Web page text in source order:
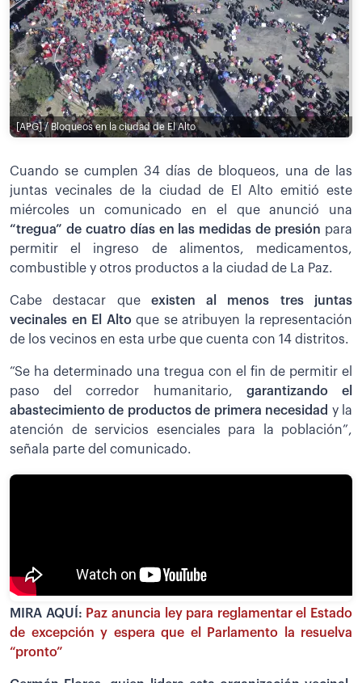
[APG] / Bloqueos en la ciudad de El Alto
Cuando se cumplen 34 días de bloqueos, una de las
juntas vecinales de la ciudad de El Alto emitió este
miércoles un comunicado en el que anunció una
“tregua” de cuatro días en las medidas de presión para
permitir el ingreso de alimentos, medicamentos,
combustible y otros productos a la ciudad de La Paz.
Cabe destacar queexisten al menos tres juntas
vecinales en El Altoque se atribuyen la representación
de los vecinos en esta urbe que cuenta con 14 distritos.
“Se ha determinado una tregua con el fin de permitir el
paso del corredor humanitario, garantizando el
abastecimiento de productos de primera necesidad y la
atención de servicios esenciales para la población”,
señala parte del comunicado.
MIRA AQUÍ: Paz anuncia ley para reglamentar el Estado
de excepción y espera que el Parlamento la resuelva
“pronto”